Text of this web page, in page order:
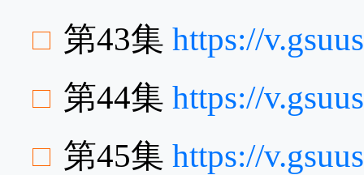
第43集 https://
第44集 https://
第45集 https://